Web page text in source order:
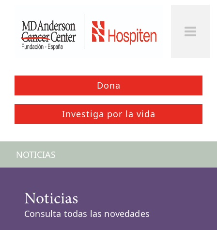
Dona
Investiga por la vida
NOTICIAS
Noticias
Consulta todas las novedades